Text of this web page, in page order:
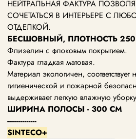
НЕЙТРАЛЬНАЯ ФАКТУРА
СОЧЕТАТЬСЯ В ИНТЕРЬЕРЕ С
ОТДЕЛКОЙ.
БЕСШОВНЫЙ, ПЛОТНОСТЬ
Флизелин с флоковым покрытием.
Фактура гладкая матовая.
Материал экологичен,
гигиенической и пожарной
выдерживает легкую влажную
ШИРИНА ПОЛОСЫ - 300 СМ
---------------
SINTECO+